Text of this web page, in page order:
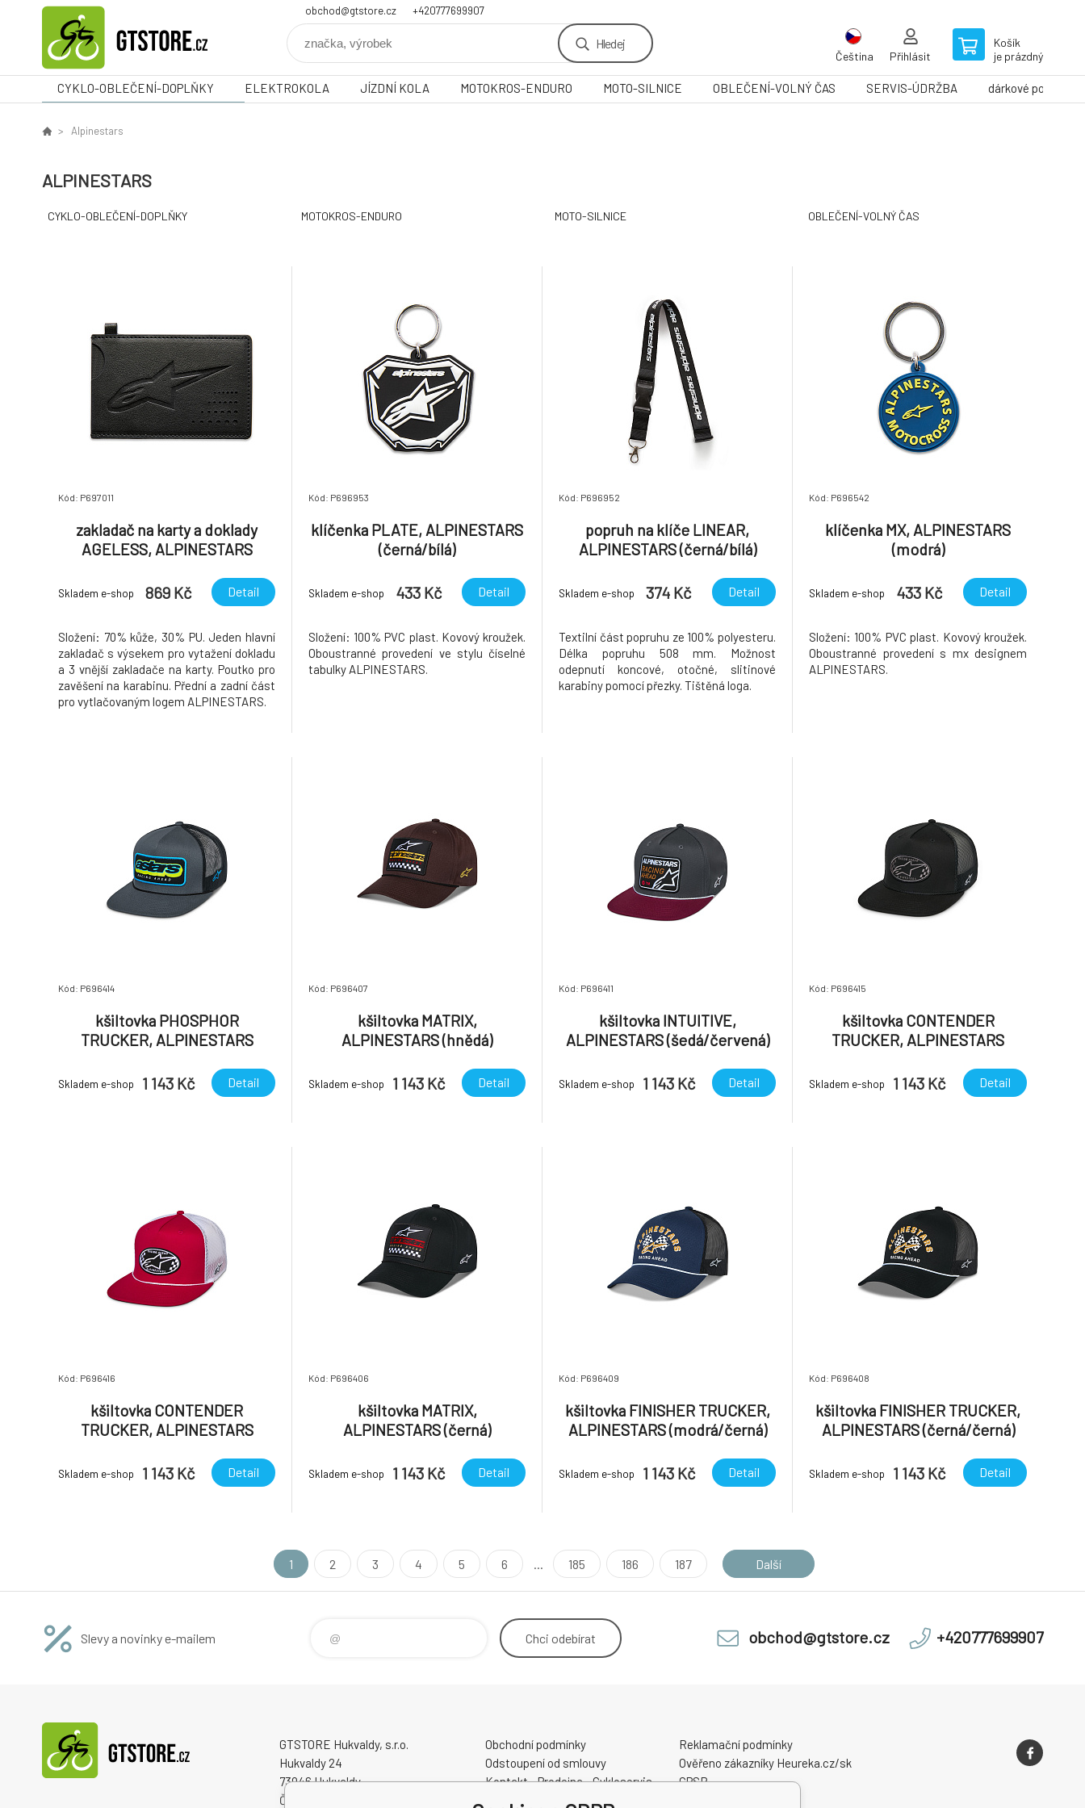
obchod@gtstore.cz +420777699907
Hledej
Čeština Přihlásit
Košík
je prázdný
CYKLO-OBLEČENÍ-DOPLŇKY ELEKTROKOLA JÍZDNÍ KOLA MOTOKROS-ENDURO MOTO-SILNICE OBLEČENÍ-VOLNÝ ČAS SERVIS-ÚDRŽBA dárkové poukazy
Alpinestars
ALPINESTARS
CYKLO-OBLEČENÍ-DOPLŇKY MOTOKROS-ENDURO MOTO-SILNICE OBLEČENÍ-VOLNÝ ČAS
Kód: P697011
zakladač na karty a doklady
AGELESS, ALPINESTARS
Skladem e-shop 869 Kč Detail
Složení: 70% kůže, 30% PU. Jeden hlavní
zakladač s výsekem pro vytažení dokladu
a 3 vnější zakladače na karty. Poutko pro
zavěšení na karabinu. Přední a zadní část
pro vytlačovaným logem ALPINESTARS.
Kód: P696953
klíčenka PLATE, ALPINESTARS
(černá/bílá)
Skladem e-shop 433 Kč Detail
Složení: 100% PVC plast. Kovový kroužek.
Oboustranné provedení ve stylu číselné
tabulky ALPINESTARS.
Kód: P696952
popruh na klíče LINEAR,
ALPINESTARS (černá/bílá)
Skladem e-shop 374 Kč Detail
Textilní část popruhu ze 100% polyesteru.
Délka popruhu 508 mm. Možnost
odepnutí koncové, otočné, slitinové
karabiny pomocí přezky. Tištěná loga.
Kód: P696542
klíčenka MX, ALPINESTARS
(modrá)
Skladem e-shop 433 Kč Detail
Složení: 100% PVC plast. Kovový kroužek.
Oboustranné provedení s mx designem
ALPINESTARS.
Kód: P696414
kšiltovka PHOSPHOR
TRUCKER, ALPINESTARS
Skladem e-shop 1 143 Kč Detail
Kód: P696407
kšiltovka MATRIX,
ALPINESTARS (hnědá)
Skladem e-shop 1 143 Kč Detail
Kód: P696411
kšiltovka INTUITIVE,
ALPINESTARS (šedá/červená)
Skladem e-shop 1 143 Kč Detail
Kód: P696415
kšiltovka CONTENDER
TRUCKER, ALPINESTARS
Skladem e-shop 1 143 Kč Detail
Kód: P696416
kšiltovka CONTENDER
TRUCKER, ALPINESTARS
Skladem e-shop 1 143 Kč Detail
Kód: P696406
kšiltovka MATRIX,
ALPINESTARS (černá)
Skladem e-shop 1 143 Kč Detail
Kód: P696409
kšiltovka FINISHER TRUCKER,
ALPINESTARS (modrá/černá)
Skladem e-shop 1 143 Kč Detail
Kód: P696408
kšiltovka FINISHER TRUCKER,
ALPINESTARS (černá/černá)
Skladem e-shop 1 143 Kč Detail
1 2 3 4 5 6 ... 185 186 187 Další
Slevy a novinky e-mailem Chci odebírat obchod@gtstore.cz +420777699907
GTSTORE Hukvaldy, s.r.o.
Hukvaldy 24
73946 Hukvaldy
Česká republika
Obchodní podmínky
Odstoupení od smlouvy
Kontakt - Prodejna - Cykloservis
Reklamační podmínky
Ověřeno zákazníky Heureka.cz/sk
GPSR